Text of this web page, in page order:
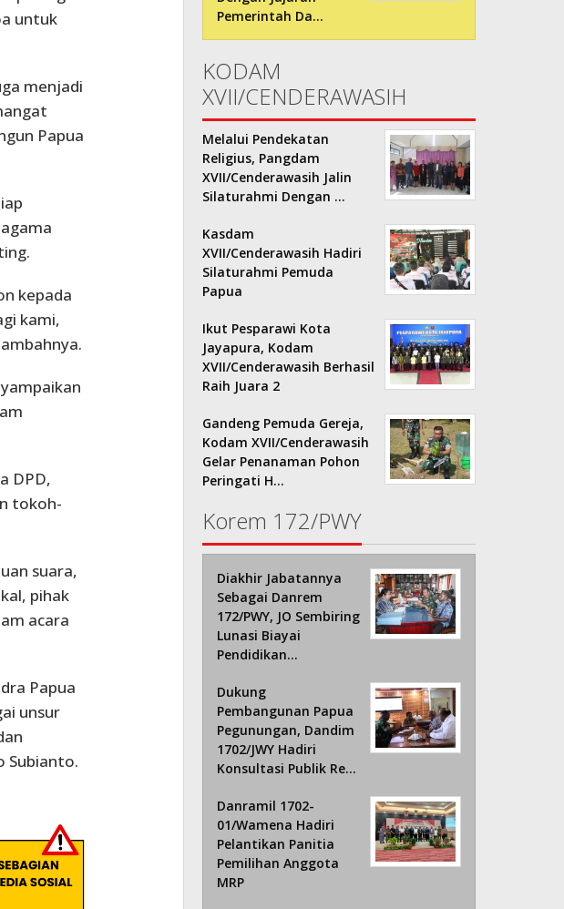
untuk
menjadi
Papua
kepada
kami,
DPD,
tokoh-
suara,
pihak
acara
Papua
unsur
Subianto.
Pemerintah Da…
KODAM
XVII/CENDERAWASIH
Melalui Pendekatan
Religius, Pangdam
XVII/Cenderawasih Jalin
Silaturahmi Dengan …
Kasdam
XVII/Cenderawasih Hadiri
Silaturahmi Pemuda
Papua
Ikut Pesparawi Kota
Jayapura, Kodam
XVII/Cenderawasih Berhasil
Raih Juara 2
Gandeng Pemuda Gereja,
Kodam XVII/Cenderawasih
Gelar Penanaman Pohon
Peringati H…
Korem 172/PWY
Diakhir Jabatannya
Sebagai Danrem
172/PWY, JO Sembiring
Lunasi Biayai
Pendidikan…
Dukung
Pembangunan Papua
Pegunungan, Dandim
1702/JWY Hadiri
Konsultasi Publik Re…
Danramil 1702-
01/Wamena Hadiri
Pelantikan Panitia
Pemilihan Anggota
MRP